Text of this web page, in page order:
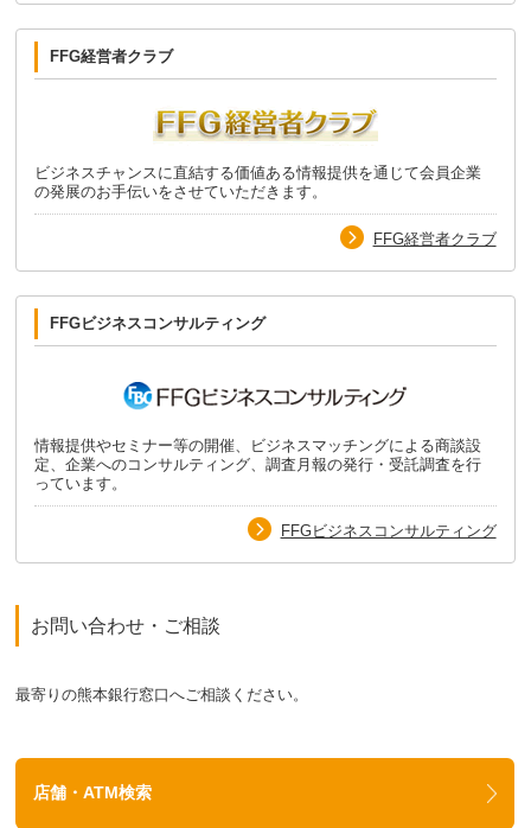
FFG経営者クラブ
ビジネスチャンスに直結する価値ある情報提供を通じて会員企業
の発展のお手伝いをさせていただきます。
FFG経営者クラブ
FFGビジネスコンサルティング
情報提供やセミナー等の開催、ビジネスマッチングによる商談設
定、企業へのコンサルティング、調査月報の発行・受託調査を行
っています。
FFGビジネスコンサルティング
お問い合わせ・ご相談
最寄りの熊本銀行窓口へご相談ください。
店舗・ATM検索